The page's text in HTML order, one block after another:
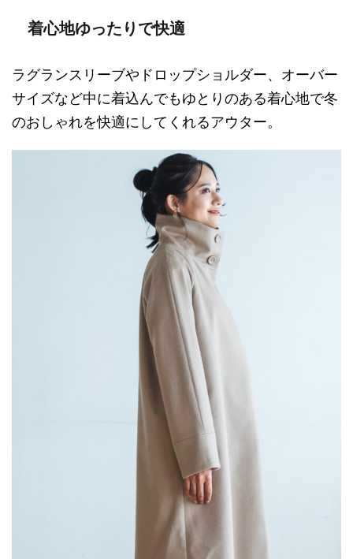
着心地ゆったりで快適
ラグランスリーブやドロップショルダー、オーバー
サイズなど中に着込んでもゆとりのある着心地で冬
のおしゃれを快適にしてくれるアウター。